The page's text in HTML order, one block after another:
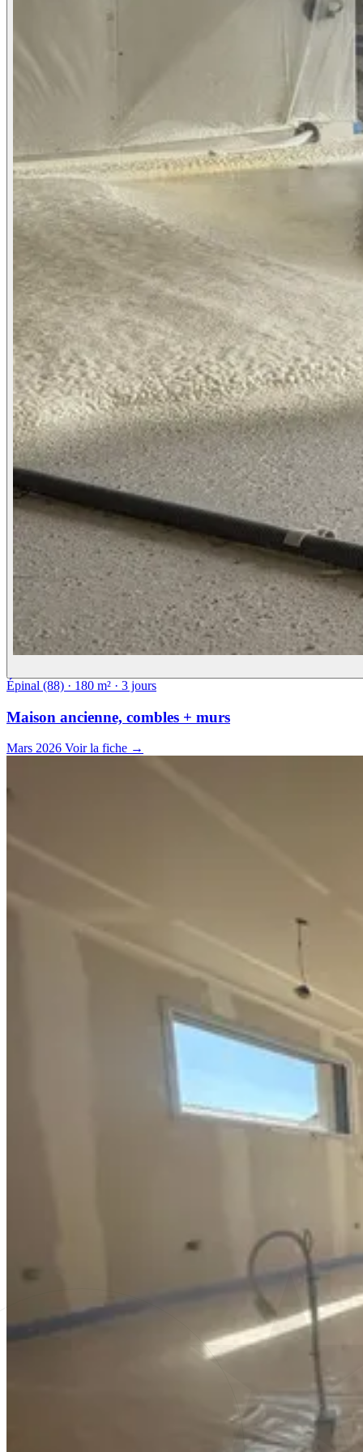
Épinal (88) · 180 m² · 3 jours
Maison ancienne, combles + murs
Mars 2026 Voir la fiche →